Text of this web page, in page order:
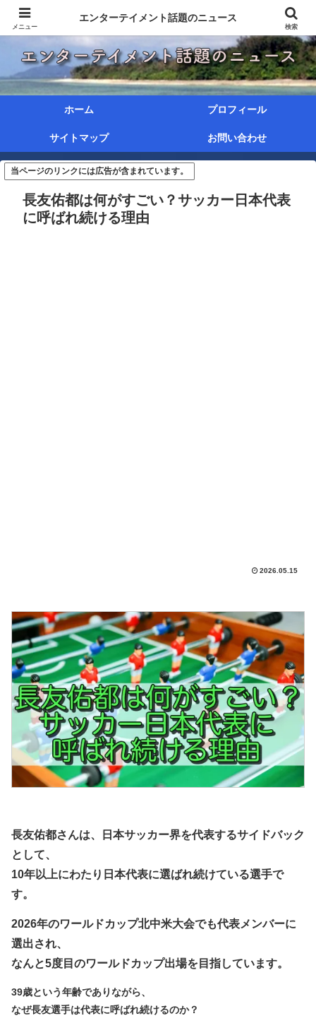
ホーム プロフィール
サイトマップ お問い合わせ
当ページのリンクには広告が含まれています。
長友佑都は何がすごい？サッカー日本代表
に呼ばれ続ける理由
2026.05.15
長友佑都さんは、日本サッカー界を代表するサイドバック
として、
10年以上にわたり日本代表に選ばれ続けている選手で
す。
2026年のワールドカップ北中米大会でも代表メンバーに
選出され、
なんと5度目のワールドカップ出場を目指しています。
39歳という年齢でありながら、
なぜ長友選手は代表に呼ばれ続けるのか？
メニュー
エンターテイメント話題のニュース
検索